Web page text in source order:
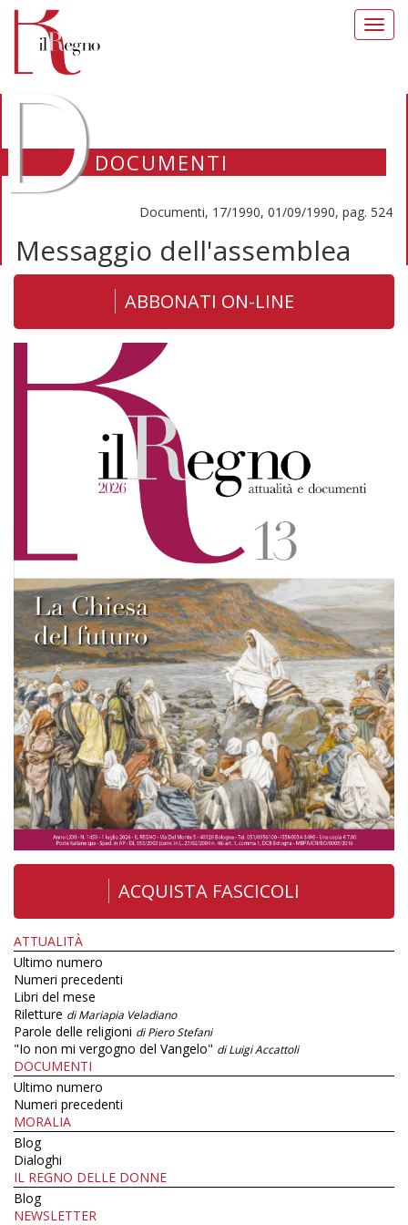
DOCUMENTI
Documenti, 17/1990, 01/09/1990, pag. 524
Messaggio dell'assemblea
ABBONATI ON-LINE
ACQUISTA FASCICOLI
ATTUALITÀ
Ultimo numero
Numeri precedenti
Libri del mese
Riletture di Mariapia Veladiano
Parole delle religioni di Piero Stefani
"Io non mi vergogno del Vangelo" di Luigi Accattoli
DOCUMENTI
Ultimo numero
Numeri precedenti
MORALIA
Blog
Dialoghi
IL REGNO DELLE DONNE
Blog
NEWSLETTER